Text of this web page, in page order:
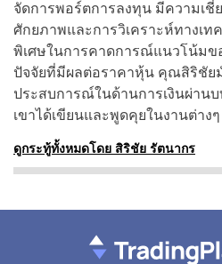
จัดการพอร์ตการลงทุน มีความเ
ศักยภาพและการวิเคราะห์ทางเ
พิเศษในการคาดการณ์แนวโน้มข
ปัจจัยที่มีผลต่อราคาหุ้น คุณสิริชัย
ประสบการณ์ในด้านการเงินผ่าน
เขาได้เขียนและพูดคุยในงานต่างๆ
ดูกระทู้ทั้งหมดโดย สิริชัย รัตนากร